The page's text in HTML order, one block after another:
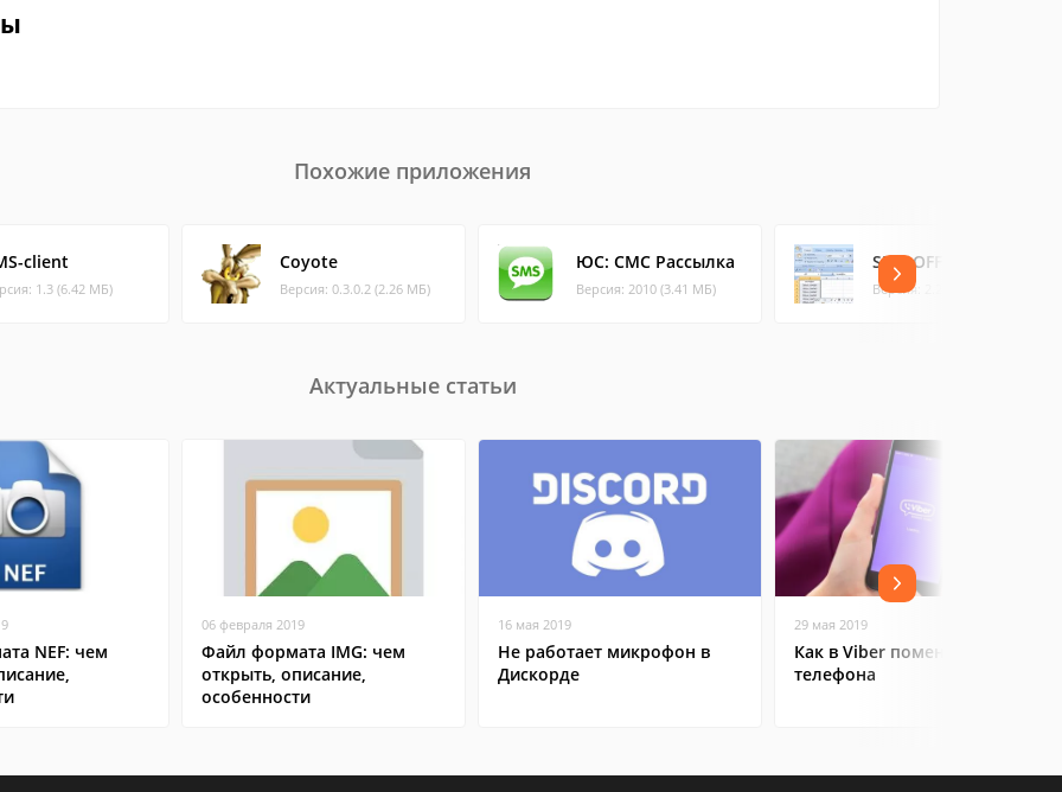
Похожие приложения
client
1.3 (6.42 МБ)
Coyote
Версия: 0.3.0.2 (2.26 МБ)
ЮС: СМС Рассылка
Версия: 2010 (3.41 МБ)
SMS-OFFICE
Версия: 2.21 (0.73 МБ)
Актуальные статьи
NEF: чем
06 февраля 2019
Файл формата IMG: чем
открыть, описание,
особенности
16 мая 2019
Не работает микрофон в
Дискорде
29 мая 2019
Как в Viber поменять номер
телефона